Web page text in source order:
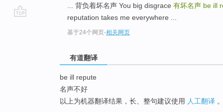
... 背负着坏名声 You big disgrace 有坏名声 be ill
reputation takes me everywhere ...
基于24个网页-相关网页
有道翻译
be ill repute
名声不好
以上为机器翻译结果，长、整句建议使用 人工翻译